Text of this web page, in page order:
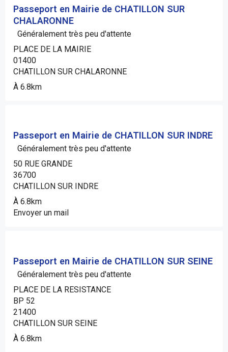
Passeport en Mairie de CHATILLON SUR
CHALARONNE
Généralement très peu d'attente
PLACE DE LA MAIRIE
01400
CHATILLON SUR CHALARONNE
À 6.8km
Passeport en Mairie de CHATILLON SUR INDRE
Généralement très peu d'attente
50 RUE GRANDE
36700
CHATILLON SUR INDRE
À 6.8km
Envoyer un mail
Passeport en Mairie de CHATILLON SUR SEINE
Généralement très peu d'attente
PLACE DE LA RESISTANCE
BP 52
21400
CHATILLON SUR SEINE
À 6.8km